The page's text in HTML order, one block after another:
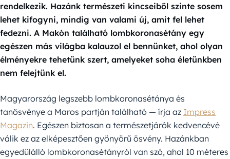
rendelkezik. Hazánk természeti kincseiből szinte sosem
lehet kifogyni, mindig van valami új, amit fel lehet
fedezni. A Makón található lombkoronasétány egy
egészen más világba kalauzol el bennünket, ahol olyan
élményekre tehetünk szert, amelyeket soha életünkben
nem felejtünk el.
Magyarország legszebb lombkoronasétánya és
tanösvénye a Maros partján található — írja az Impress
Magazin. Egészen biztosan a természetjárók kedvencévé
válik ez az elképesztően gyönyörű ösvény. Hazánkban
egyedülálló lombkoronasétányról van szó, ahol 10 méteres